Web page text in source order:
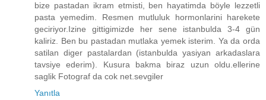
bize pastadan ikram etmisti, ben hayatimda böyle lezzetli
pasta yemedim. Resmen mutluluk hormonlarini harekete
geciriyor.Izine gittigimizde her sene istanbulda 3-4 gün
kaliriz. Ben bu pastadan mutlaka yemek isterim. Ya da orda
satilan diger pastalardan (istanbulda yasiyan arkadaslara
tavsiye ederim). Kusura bakma biraz uzun oldu.ellerine
saglik Fotograf da cok net.sevgiler
Yanıtla